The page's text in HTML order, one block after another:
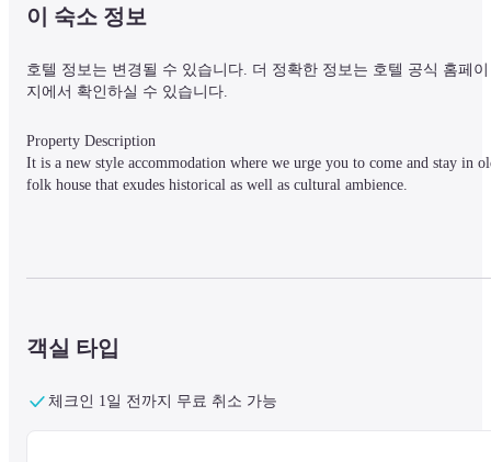
이 숙소 정보
호텔 정보는 변경될 수 있습니다. 더 정확한 정보는 호텔 공식 홈페이
지에서 확인하실 수 있습니다.
Property Description
It is a new style accommodation where we urge you to come and stay in
folk house that exudes historical as well as cultural ambience.
10 minutes on foot from Unshu-Hirata station
객실 타입
체크인 1일 전까지 무료 취소 가능